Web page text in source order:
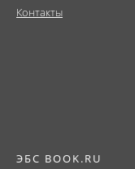
Контакты
ЭБС BOOK.RU